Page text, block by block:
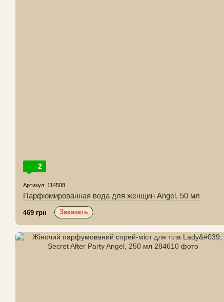
2
Артикул: 114508
Парфюмированная вода для женщин Angel, 50 мл
469 грн Заказать